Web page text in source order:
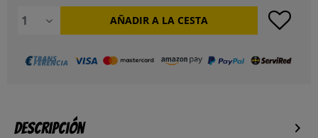
AÑADIR A LA CESTA
Descripción